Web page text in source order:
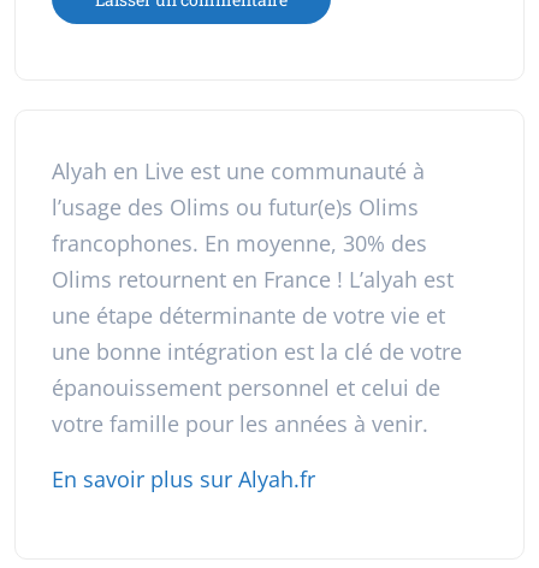
Alyah en Live est une communauté à
l’usage des Olims ou futur(e)s Olims
francophones. En moyenne, 30% des
Olims retournent en France ! L’alyah est
une étape déterminante de votre vie et
une bonne intégration est la clé de votre
épanouissement personnel et celui de
votre famille pour les années à venir.
En savoir plus sur Alyah.fr